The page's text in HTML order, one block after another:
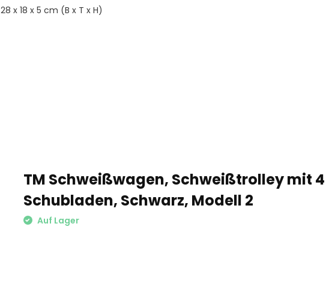
28 x 18 x 5 cm (B x T x H)
TM Schweißwagen, Schweißtrolley mit 4
Schubladen, Schwarz, Modell 2
Auf Lager